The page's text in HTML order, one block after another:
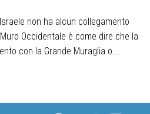
non ha alcun collegamento
Occidentale è come dire che la
con la Grande Muraglia o...